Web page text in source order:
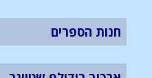
חנות הספרים